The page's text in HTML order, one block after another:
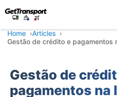
Home
Articles
Gestão de crédito e pagamentos
Gestão de
pagamentos na